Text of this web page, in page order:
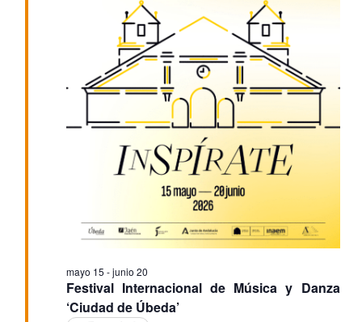
de
Festival Internacional de Música y Danza
‘Ciudad de Úbeda’
mayo 15 -junio 20